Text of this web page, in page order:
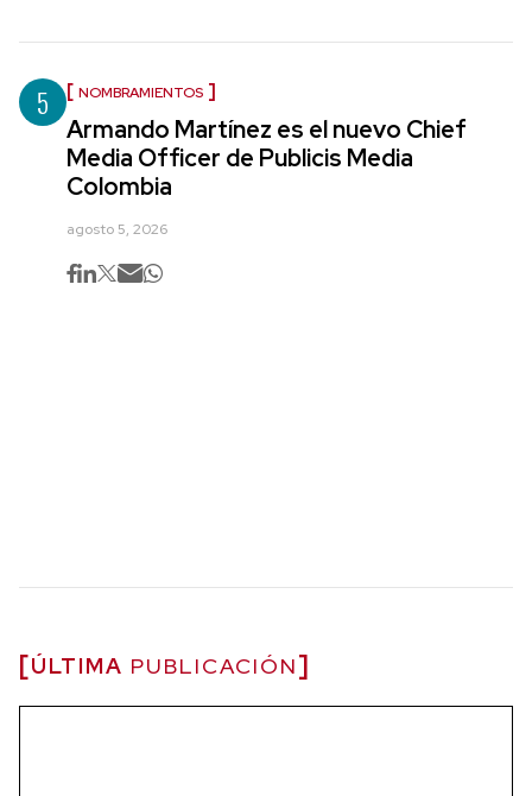
5 NOMBRAMIENTOS
Armando Martínez es el nuevo Chief
Media Officer de Publicis Media
Colombia
agosto 5, 2026
ÚLTIMA PUBLICACIÓN